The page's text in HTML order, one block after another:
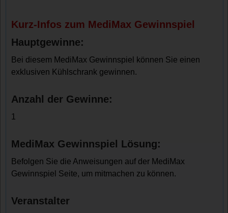
Kurz-Infos zum MediMax Gewinnspiel
Hauptgewinne:
Bei diesem MediMax Gewinnspiel können Sie einen
exklusiven Kühlschrank gewinnen.
Anzahl der Gewinne:
1
MediMax Gewinnspiel Lösung:
Befolgen Sie die Anweisungen auf der MediMax
Gewinnspiel Seite, um mitmachen zu können.
Veranstalter